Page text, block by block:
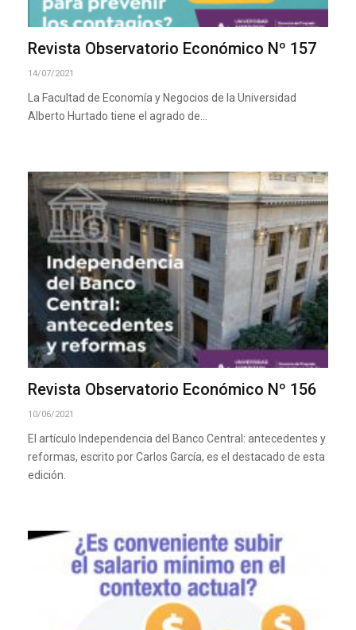
Revista Observatorio Económico Nº 157
14/07/2021
La Facultad de Economía y Negocios de la Universidad
Alberto Hurtado tiene el agrado de…
Revista Observatorio Económico Nº 156
10/06/2021
El artículo Independencia del Banco Central: antecedentes y
reformas, escrito por Carlos García, es el destacado de esta
edición.